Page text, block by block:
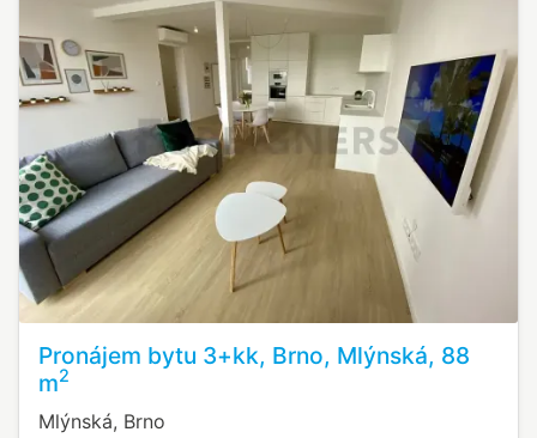
Pronájem bytu 3+kk, Brno, Mlýnská, 88
m2
Mlýnská, Brno